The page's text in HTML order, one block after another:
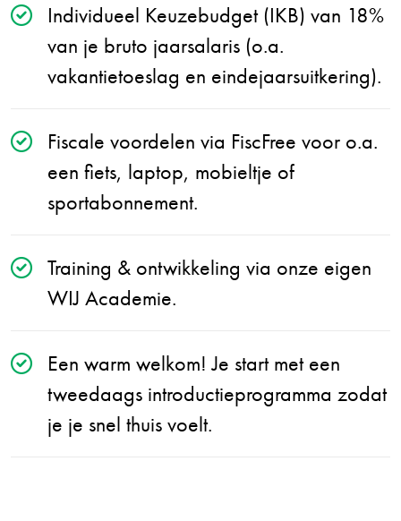
Individueel Keuzebudget (IKB) van 18%
van je bruto jaarsalaris (o.a.
vakantietoeslag en eindejaarsuitkering).
Fiscale voordelen via FiscFree voor o.a.
een fiets, laptop, mobieltje of
sportabonnement.
Training & ontwikkeling via onze eigen
WIJ Academie.
Een warm welkom! Je start met een
tweedaags introductieprogramma zodat
je je snel thuis voelt.